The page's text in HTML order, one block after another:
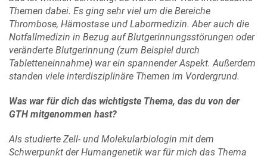
Themen dabei. Es ging sehr viel um die Bereiche
Thrombose, Hämostase und Labormedizin. Aber auch die
Notfallmedizin in Bezug auf Blutgerinnungsstörungen oder
veränderte Blutgerinnung (zum Beispiel durch
Tabletteneinnahme) war ein spannender Aspekt. Außerdem
standen viele interdisziplinäre Themen im Vordergrund.
Was war für dich das wichtigste Thema, das du von der
GTH mitgenommen hast?
Als studierte Zell- und Molekularbiologin mit dem
Schwerpunkt der Humangenetik war für mich das Thema